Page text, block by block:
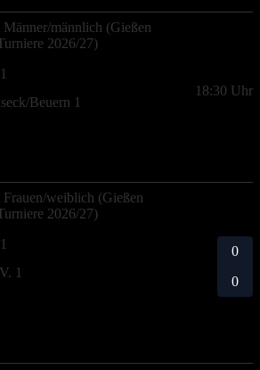
männlich (Gießen
2026/27)
Beuern 1
18:30 Uhr
weiblich (Gießen
2026/27)
1
0
0